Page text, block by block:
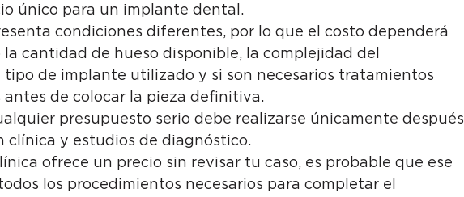
único para un implante dental.
condiciones diferentes, por lo que el costo dependerá
cantidad de hueso disponible, la complejidad del
tipo de implante utilizado y si son necesarios tratamientos
de colocar la pieza definitiva.
presupuesto serio debe realizarse únicamente después
clínica y estudios de diagnóstico.
ofrece un precio sin revisar tu caso, es probable que ese
los procedimientos necesarios para completar el